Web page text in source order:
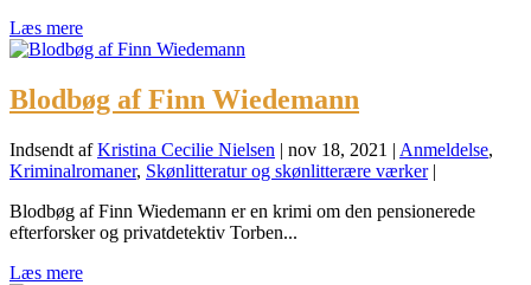
Læs mere
Blodbøg af Finn Wiedemann
Indsendt afKristina Cecilie Nielsen | nov 18, 2021 | Anmeldelse,
Kriminalromaner, Skønlitteratur og skønlitterære værker|
Blodbøg af Finn Wiedemann er en krimi om den pensionerede
efterforsker og privatdetektiv Torben...
Læs mere